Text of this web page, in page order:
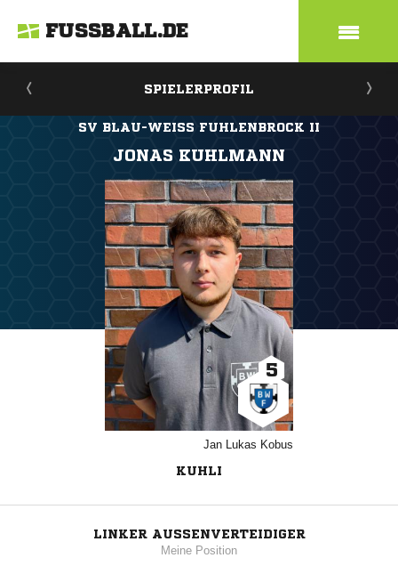
FUSSBALL.DE
SPIELERPROFIL
SV BLAU-WEISS FUHLENBROCK II
JONAS KUHLMANN
Jan Lukas Kobus
5
KUHLI
LINKER AUSSENVERTEIDIGER
Meine Position